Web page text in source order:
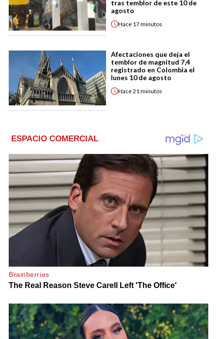
tras temblor de este 10 de
agosto
Hace 17 minutos
Afectaciones que deja el
temblor de magnitud 7,4
registrado en Colombia el
lunes 10 de agosto
Hace21 minutos